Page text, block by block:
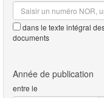
dans le texte intégral
documents
entre le